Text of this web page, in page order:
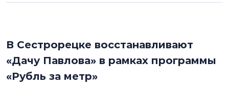
В Сестрорецке восстанавливают
«Дачу Павлова» в рамках программы
«Рубль за метр»